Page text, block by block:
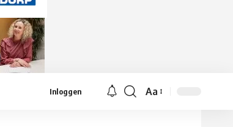
Inloggen
Lettergrootte
Aa